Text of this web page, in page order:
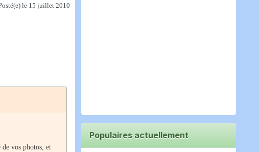
le 15 juillet 2010
vos photos, et
Populaires actuellement